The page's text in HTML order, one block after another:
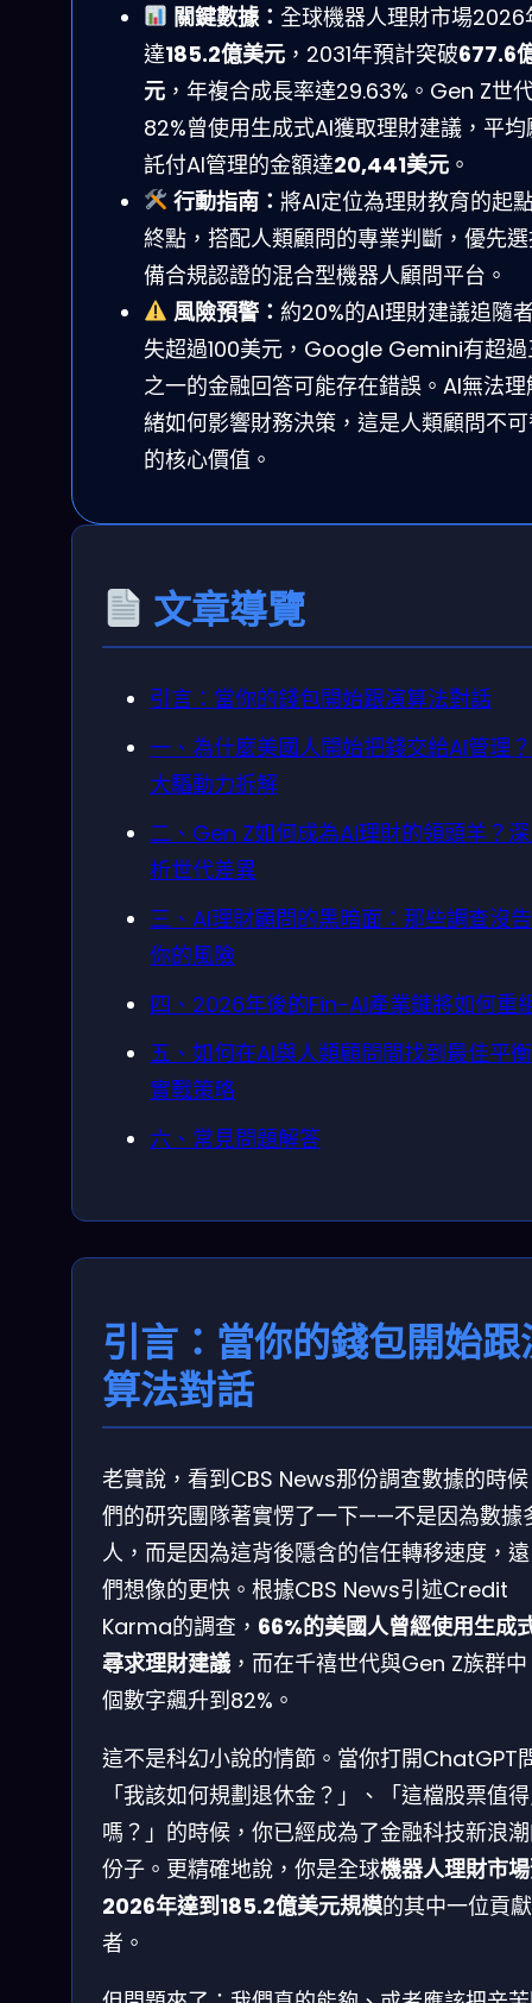
關鍵數據： 全球機器人理財市場2026
達185.2億美元 ，2031年預計突破677.6
元 ，年複合成長率達29.63%。Gen Z世
82%曾使用生成式AI獲取理財建議，平
託付AI管理的金額達20,441美元 。
行動指南： 將AI定位為理財教育的起
終點，搭配人類顧問的專業判斷，優先
備合規認證的混合型機器人顧問平台。
風險預警： 約20%的AI理財建議追隨
失超過100美元，Google Gemini有超過
之一的金融回答可能存在錯誤。AI無法
緒如何影響財務決策，這是人類顧問不
的核心價值。
文章導覽
引言：當你的錢包開始跟演算法對話
一、為什麼美國人開始把錢交給AI管理
大驅動力拆解
二、Gen Z如何成為AI理財的領頭羊？
析世代差異
三、AI理財顧問的黑暗面：那些調查沒
你的風險
四、2026年後的Fin-AI產業鏈將如何重
五、如何在AI與人類顧問間找到最佳平
實戰策略
六、常見問題解答
引言：當你的錢包開始跟
算法對話
老實說，看到CBS News那份調查數據的時
們的研究團隊著實愣了一下——不是因為數據
人，而是因為這背後隱含的信任轉移速度，
們想像的更快。根據CBS News引述Credit
Karma的調查， 66%的美國人曾經使用生成
尋求理財建議 ，而在千禧世代與Gen Z族群
個數字飆升到82%。
這不是科幻小說的情節。當你打開ChatGPT
「我該如何規劃退休金？」、「這檔股票值
嗎？」的時候，你已經成為了金融科技新浪
份子。更精確地說，你是全球機器人理財市
2026年達到185.2億美元規模的其中一位貢獻
者。